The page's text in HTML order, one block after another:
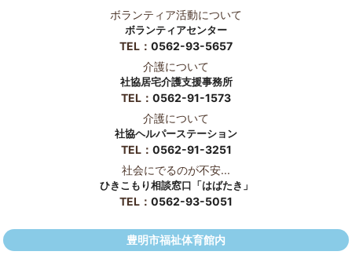
ボランティア活動について
ボランティアセンター
TEL： 0562-93-5657
介護について
社協居宅介護支援事務所
TEL： 0562-91-1573
介護について
社協ヘルパーステーション
TEL： 0562-91-3251
社会にでるのが不安...
ひきこもり相談窓口「はばたき」
TEL： 0562-93-5051
豊明市福祉体育館内